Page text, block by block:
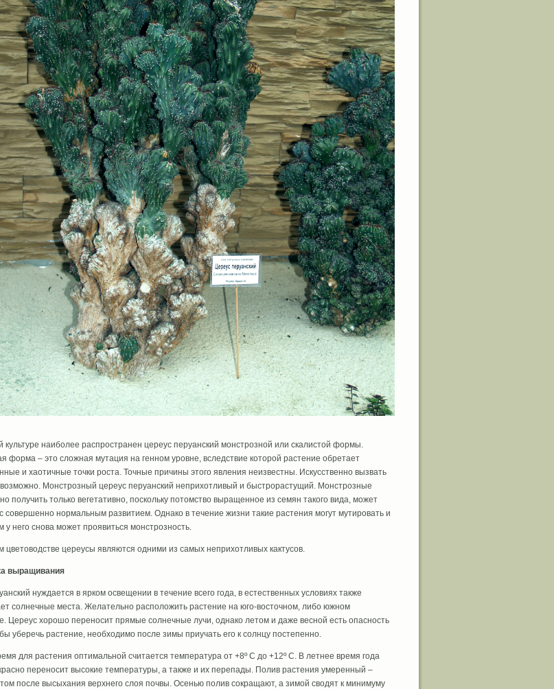
культуре наиболее распространен цереус перуанский монстрозной или скалистой формы.
форма – это сложная мутация на генном уровне, вследствие которой растение обретает
и хаотичные точки роста. Точные причины этого явления неизвестны. Искусственно вызвать
Монстрозный цереус перуанский неприхотливый и быстрорастущий. Монстрозные
получить только вегетативно, поскольку потомство выращенное из семян такого вида, может
совершенно нормальным развитием. Однако в течение жизни такие растения могут мутировать и
у него снова может проявиться монстрозность.
цветоводстве цереусы являются одними из самых неприхотливых кактусов.
выращивания
нуждается в ярком освещении в течение всего года, в естественных условиях также
солнечные места. Желательно расположить растение на юго-восточном, либо южном
Цереус хорошо переносит прямые солнечные лучи, однако летом и даже весной есть опасность
уберечь растение, необходимо после зимы приучать его к солнцу постепенно.
для растения оптимальной считается температура от +8º C до +12º C. В летнее время года
переносит высокие температуры, а также и их перепады. Полив растения умеренный –
после высыхания верхнего слоя почвы. Осенью полив сокращают, а зимой сводят к минимуму